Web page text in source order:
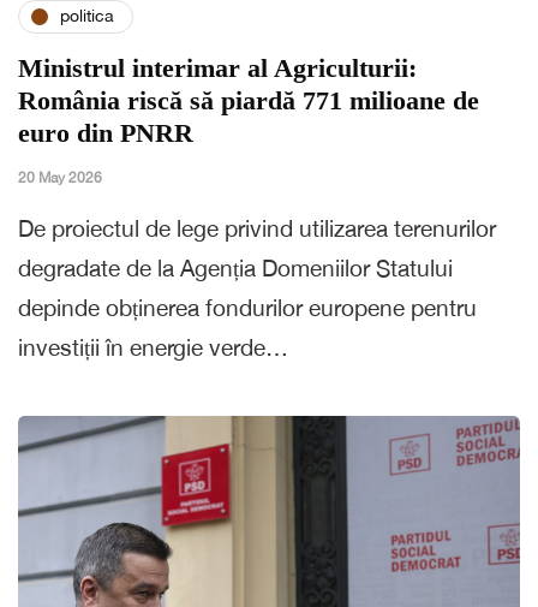
politica
Ministrul interimar al Agriculturii:
România riscă să piardă 771 milioane de
euro din PNRR
20 May 2026
De proiectul de lege privind utilizarea terenurilor
degradate de la Agenția Domeniilor Statului
depinde obținerea fondurilor europene pentru
investiții în energie verde…